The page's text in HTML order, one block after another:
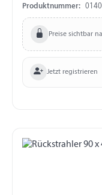
Produktnummer:
Preise sichtbar
Jetzt registrieren